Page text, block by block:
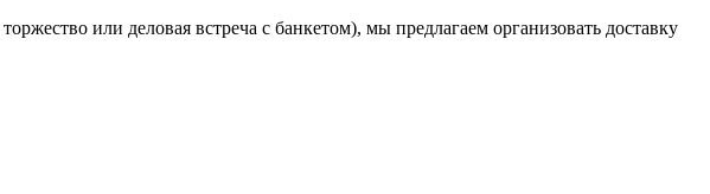
или деловая встреча с банкетом), мы предлагаем организовать доставку